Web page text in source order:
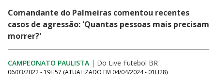
Comandante do Palmeiras comentou recentes
casos de agressão: 'Quantas pessoas mais precisam
morrer?'
CAMPEONATO PAULISTA | Do Live Futebol BR
06/03/2022 - 19H57 (ATUALIZADO EM 04/04/2024 - 01H28)